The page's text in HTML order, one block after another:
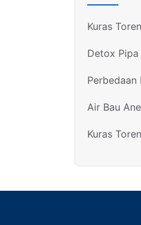
Kuras
Detox
Perbedaan
Air Bau
Kuras